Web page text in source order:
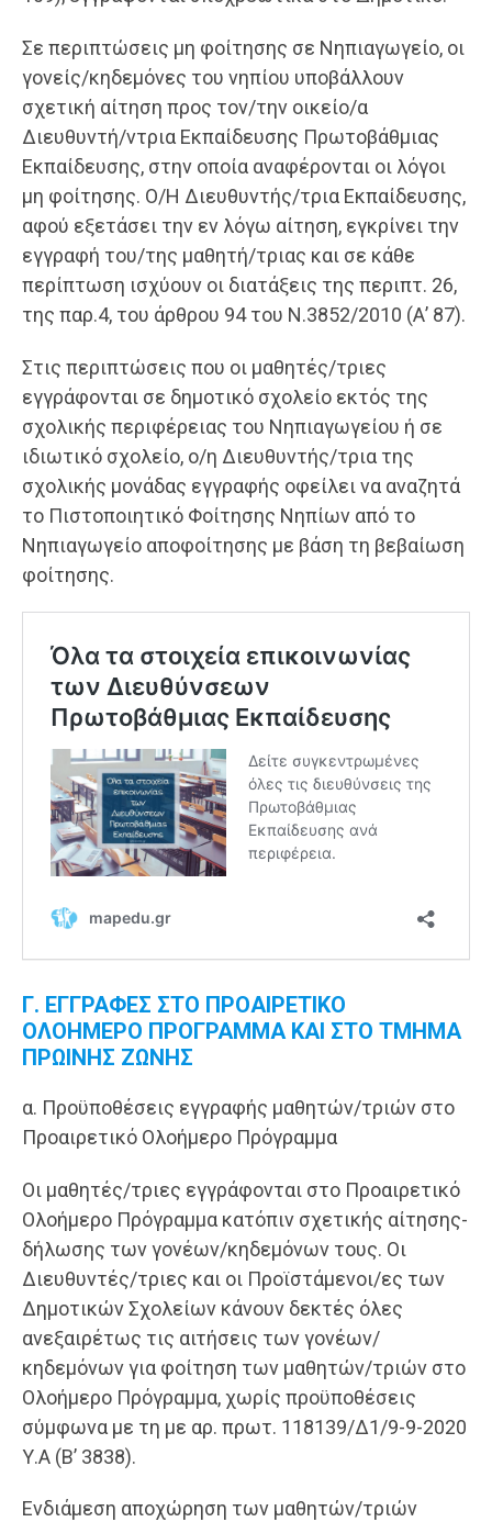
Σε περιπτώσεις μη φοίτησης σε Νηπιαγωγείο, οι
γονείς/κηδεμόνες του νηπίου υποβάλλουν
σχετική αίτηση προς τον/την οικείο/α
Διευθυντή/ντρια Εκπαίδευσης Πρωτοβάθμιας
Εκπαίδευσης, στην οποία αναφέρονται οι λόγοι
μη φοίτησης. Ο/Η Διευθυντής/τρια Εκπαίδευσης,
αφού εξετάσει την εν λόγω αίτηση, εγκρίνει την
εγγραφή του/της μαθητή/τριας και σε κάθε
περίπτωση ισχύουν οι διατάξεις της περιπτ. 26,
της παρ.4, του άρθρου 94 του Ν.3852/2010 (Α’ 87).
Στις περιπτώσεις που οι μαθητές/τριες
εγγράφονται σε δημοτικό σχολείο εκτός της
σχολικής περιφέρειας του Νηπιαγωγείου ή σε
ιδιωτικό σχολείο, ο/η Διευθυντής/τρια της
σχολικής μονάδας εγγραφής οφείλει να αναζητά
το Πιστοποιητικό Φοίτησης Νηπίων από το
Νηπιαγωγείο αποφοίτησης με βάση τη βεβαίωση
φοίτησης.
Γ. ΕΓΓΡΑΦΕΣ ΣΤΟ ΠΡΟΑΙΡΕΤΙΚΟ
ΟΛΟΗΜΕΡΟ ΠΡΟΓΡΑΜΜΑ ΚΑΙ ΣΤΟ ΤΜΗΜΑ
ΠΡΩΙΝΗΣ ΖΩΝΗΣ
α. Προϋποθέσεις εγγραφής μαθητών/τριών στο
Προαιρετικό Ολοήμερο Πρόγραμμα
Οι μαθητές/τριες εγγράφονται στο Προαιρετικό
Ολοήμερο Πρόγραμμα κατόπιν σχετικής αίτησης-
δήλωσης των γονέων/κηδεμόνων τους. Οι
Διευθυντές/τριες και οι Προϊστάμενοι/ες των
Δημοτικών Σχολείων κάνουν δεκτές όλες
ανεξαιρέτως τις αιτήσεις των γονέων/
κηδεμόνων για φοίτηση των μαθητών/τριών στο
Ολοήμερο Πρόγραμμα, χωρίς προϋποθέσεις
σύμφωνα με τη με αρ. πρωτ. 118139/Δ1/9-9-2020
Υ.Α (Β’ 3838).
Ενδιάμεση αποχώρηση των μαθητών/τριών